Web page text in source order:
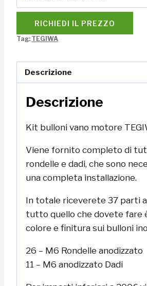
RICHIEDI IL PREZZO
Tag: TEGIWA
Descrizione
Descrizione
Kit bulloni vano motore
Viene fornito completo di
rondelle e dadi, che sono
una completa installazione.
In totale riceverete 37 parti
tutto quello che dovete fare
colore e finitura sui bulloni
26 – M6 Rondelle anodizzato
11 – M6 anodizzato Dadi